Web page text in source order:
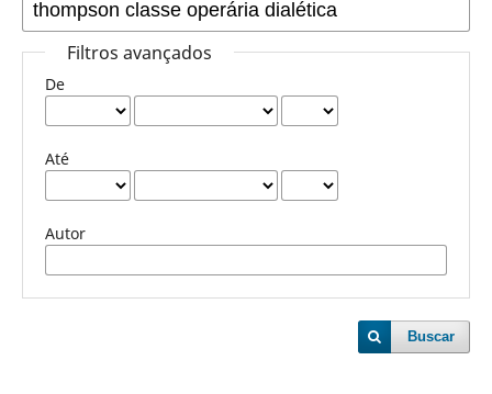
Filtros avançados
De
Até
Autor
Buscar